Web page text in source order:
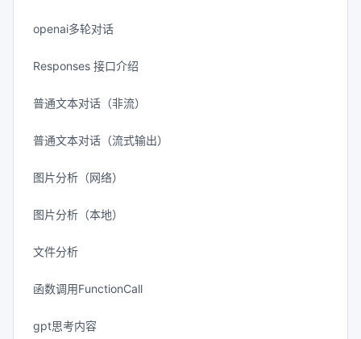
openai多轮对话
Responses 接口介绍
普通文本对话（非流）
普通文本对话（流式输出）
图片分析（网络）
图片分析（本地）
文件分析
函数调用FunctionCall
gpt思考内容